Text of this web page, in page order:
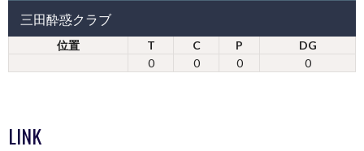
三田酔惑クラブ
位置 T C P
DG
0
0 0 0
LINK